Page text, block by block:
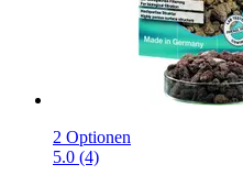
2 Optionen
5.0 (4)